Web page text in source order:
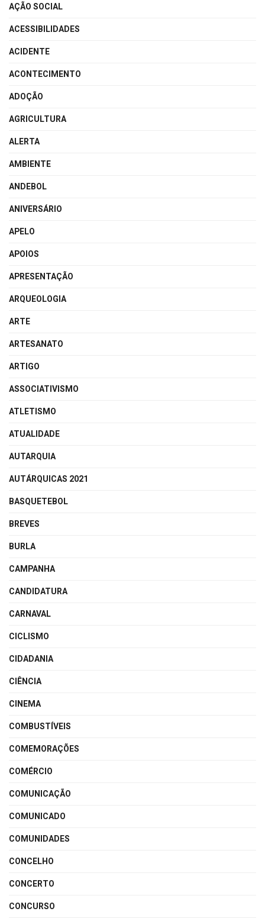
AÇÃO SOCIAL
ACESSIBILIDADES
ACIDENTE
ACONTECIMENTO
ADOÇÃO
AGRICULTURA
ALERTA
AMBIENTE
ANDEBOL
ANIVERSÁRIO
APELO
APOIOS
APRESENTAÇÃO
ARQUEOLOGIA
ARTE
ARTESANATO
ARTIGO
ASSOCIATIVISMO
ATLETISMO
ATUALIDADE
AUTARQUIA
AUTÁRQUICAS 2021
BASQUETEBOL
BREVES
BURLA
CAMPANHA
CANDIDATURA
CARNAVAL
CICLISMO
CIDADANIA
CIÊNCIA
CINEMA
COMBUSTÍVEIS
COMEMORAÇÕES
COMÉRCIO
COMUNICAÇÃO
COMUNICADO
COMUNIDADES
CONCELHO
CONCERTO
CONCURSO